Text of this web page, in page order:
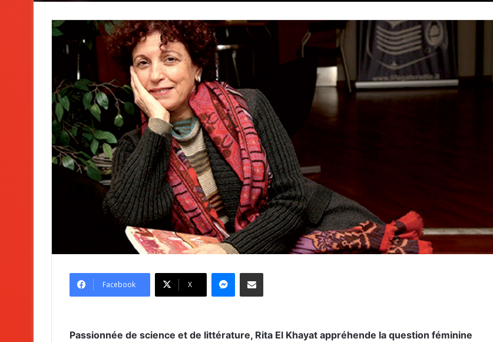
Facebook X
Passionnée de science et de littérature, Rita El Khayat appréhende la question féminine